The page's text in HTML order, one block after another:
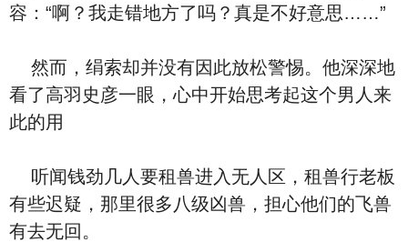
容：“啊？我走错地方了吗？真是不好意思……”
然而，绢索却并没有因此放松警惕。他深深地
看了高羽史彦一眼，心中开始思考起这个男人来
此的用
听闻钱劲几人要租兽进入无人区，租兽行老板
有些迟疑，那里很多八级凶兽，担心他们的飞兽
有去无回。